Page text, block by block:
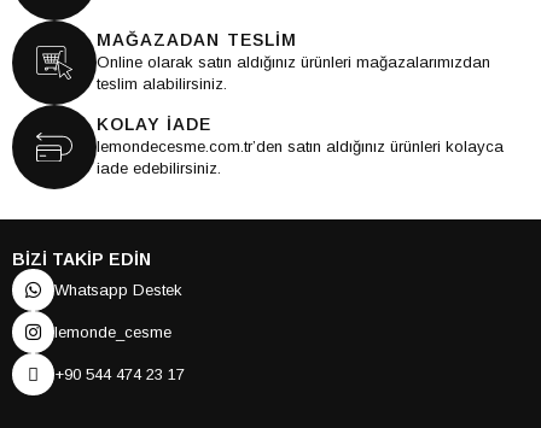
MAĞAZADAN TESLİM
Online olarak satın aldığınız ürünleri mağazalarımızdan
teslim alabilirsiniz.
KOLAY İADE
lemondecesme.com.tr’den satın aldığınız ürünleri kolayca
iade edebilirsiniz.
BİZİ TAKİP EDİN
Whatsapp Destek
lemonde_cesme
+90 544 474 23 17